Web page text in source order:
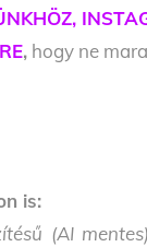
, hogy ne
is:
(AI